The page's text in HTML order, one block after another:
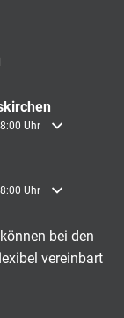
auszublenden
Uhr
auszublenden
Uhr
bei den
vereinbart